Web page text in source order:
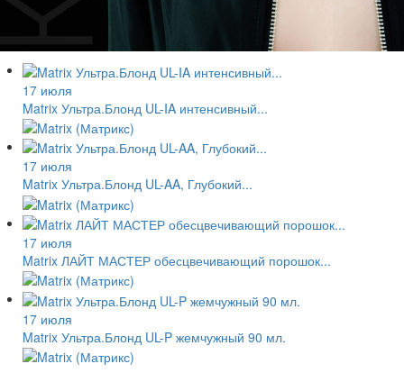
17 июля
Matrix Ультра.Блонд UL-IA интенсивный...
17 июля
Matrix Ультра.Блонд UL-AA, Глубокий...
17 июля
Matrix ЛАЙТ МАСТЕР обесцвечивающий порошок...
17 июля
Matrix Ультра.Блонд UL-P жемчужный 90 мл.